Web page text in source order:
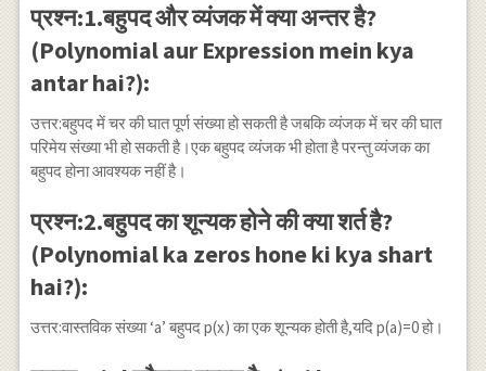
प्रश्न:1.बहुपद और व्यंजक में क्या अन्तर है?
(Polynomial aur Expression mein kya
antar hai?):
उत्तर:बहुपद में चर की घात पूर्ण संख्या हो सकती है जबकि व्यंजक में चर की घात
परिमेय संख्या भी हो सकती है।एक बहुपद व्यंजक भी होता है परन्तु व्यंजक का
बहुपद होना आवश्यक नहीं है।
प्रश्न:2.बहुपद का शून्यक होने की क्या शर्त है?
(Polynomial ka zeros hone ki kya shart
hai?):
उत्तर:वास्तविक संख्या ‘a’ बहुपद p(x) का एक शून्यक होती है,यदि p(a)=0 हो।